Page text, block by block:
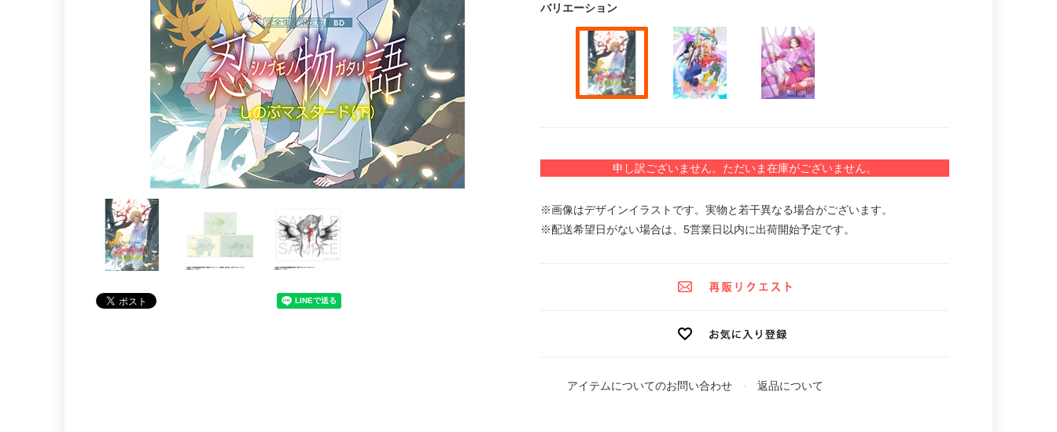
バリエーション
申し訳ございません。ただいま在庫がございません。
※画像はデザインイラストです。実物と若干異なる場合がございます。
※配送希望日がない場合は、5営業日以内に出荷開始予定です。
アイテムについてのお問い合わせ 返品について